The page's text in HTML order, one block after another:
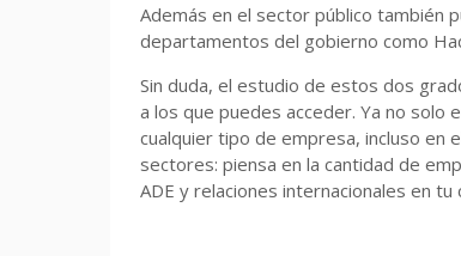
Además en el sector público también
departamentos del gobierno como
Sin duda, el estudio de estos dos
a los que puedes acceder. Ya no solo
cualquier tipo de empresa, incluso en
sectores: piensa en la cantidad de
ADE y relaciones internacionales en tu